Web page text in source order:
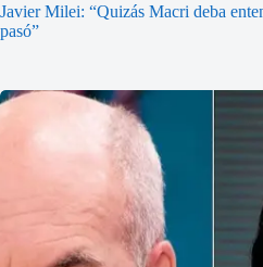
Javier Milei: “Quizás Macri deba
pasó”